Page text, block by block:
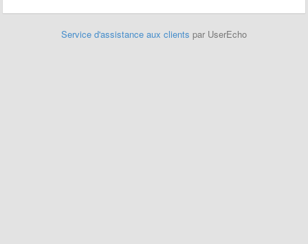
Service d'assistance aux clients par UserEcho